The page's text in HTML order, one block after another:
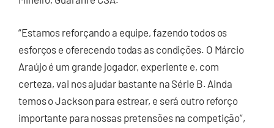
“Estamos reforçando a equipe, fazendo todos os
esforços e oferecendo todas as condições. O Márcio
Araújo é um grande jogador, experiente e, com
certeza, vai nos ajudar bastante na Série B. Ainda
temos o Jackson para estrear, e será outro reforço
importante para nossas pretensões na competição”,